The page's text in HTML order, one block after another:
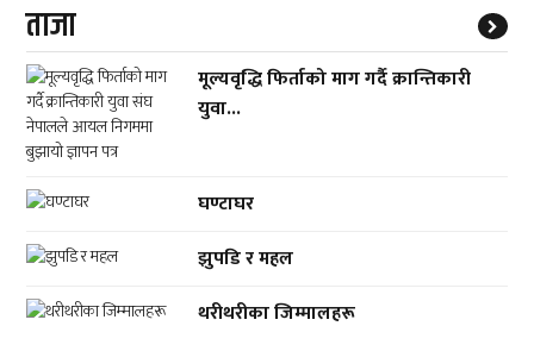
ताजा
मूल्यवृद्धि फिर्ताको माग गर्दै क्रान्तिकारी
युवा...
घण्टाघर
झुपडि र महल
थरीथरीका जिम्मालहरू